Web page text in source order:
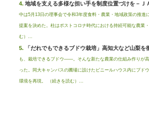
地域を支える多様な担い手を制度位置づけを－Ｊ
中は5月13日の理事会で令和3年度食料・農業・地域政策の推進
提案を決めた。柱はポストコロナ時代における持続可能な農業
む）...
「だれでもできるブドウ栽培」高知大など山梨を
も、栽培できるブドウ――。そんな新たな農業の仕組み作りが
った。同大キャンパスの圃場に設けたビニールハウス内にブド
環境を再現。 （続きを読む）...